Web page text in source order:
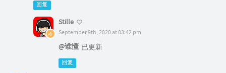
回复
Stille
September 9th, 2020 at 03:42 pm
@谁懂 已更新
回复